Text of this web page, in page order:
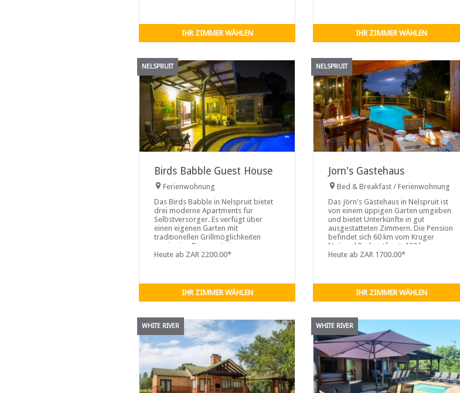
einen Grillplatz im Freien. KatiKati
IHR ZIMMER WÄHLEN IHR ZIMMER WÄHLEN
NELSPRUIT
Birds Babble Guest House
Ferienwohnung
Das Birds Babble in Nelspruit bietet
drei moderne Apartments für
Selbstversorger. Es verfügt über
einen eigenen Garten mit
traditionellen Grillmöglichkeiten
sowie eine Boma mit einer
Feuerstelle und einem
Heute ab ZAR 2200.00*
IHR ZIMMER WÄHLEN
NELSPRUIT
Jorn's Gastehaus
Bed & Breakfast / Ferienwohnung
Das Jörn's Gästehaus in Nelspruit ist
von einem üppigen Garten umgeben
und bietet Unterkünfte in gut
ausgestatteten Zimmern. Die Pension
befindet sich 60 km vom Kruger
National Park entfernt, 150 km von
Blyde River Canyon und 100 km von
3 km entfernt.
Heute ab ZAR 1700.00*
IHR ZIMMER WÄHLEN
WHITE RIVER WHITE RIVER